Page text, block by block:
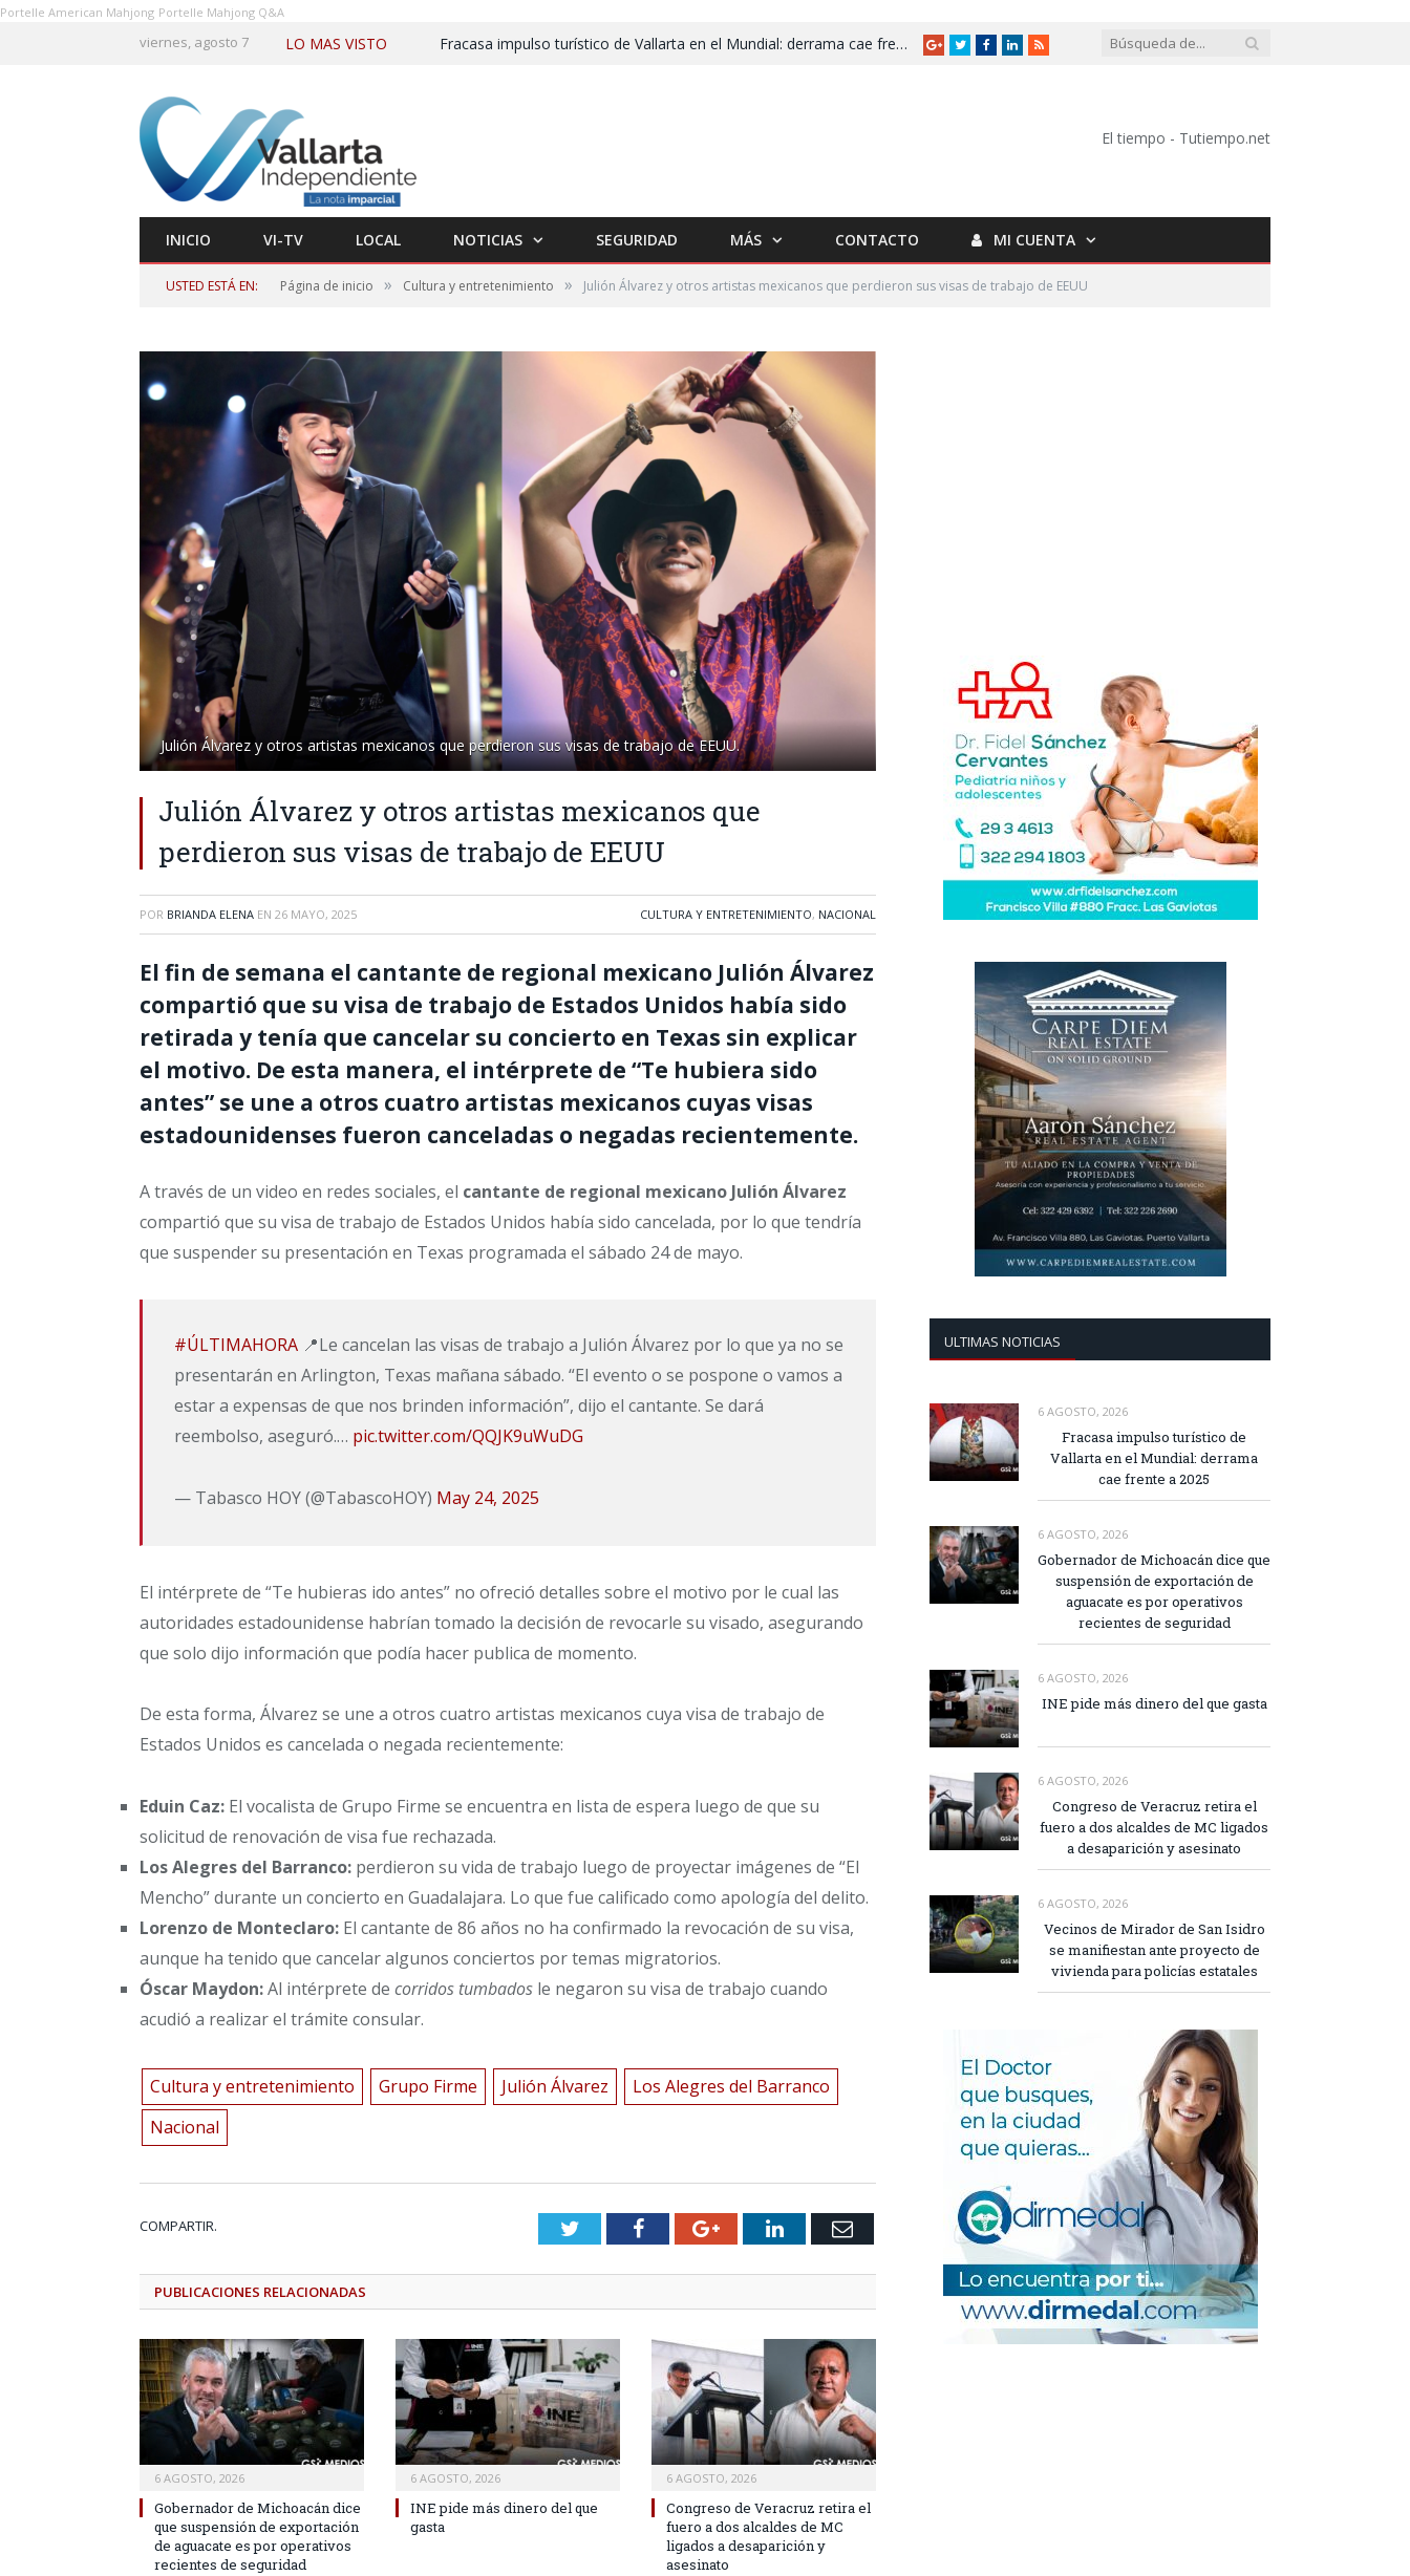
Portelle American Mahjong Portelle Mahjong Q&A
viernes, agosto 7 LO MAS VISTO Fracasa impulso turístico de Vallarta en el Mundial: derrama cae frente a 2025
GoogleTwitterFacebookLinkedIn
RSS
El tiempo - Tutiempo.net
INICIO VI-TV LOCAL NOTICIAS SEGURIDAD MÁS CONTACTO MI CUENTA
USTED ESTÁ EN: Página de inicio » Cultura y entretenimiento » Julión Álvarez y otros artistas mexicanos que perdieron sus visas de trabajo de EEUU
Julión Álvarez y otros artistas mexicanos que perdieron sus visas de trabajo de EEUU.
Julión Álvarez y otros artistas mexicanos que
perdieron sus visas de trabajo de EEUU
POR BRIANDA ELENA EN 26 MAYO, 2025 CULTURA Y ENTRETENIMIENTO, NACIONAL
El fin de semana el cantante de regional mexicano Julión Álvarez
compartió que su visa de trabajo de Estados Unidos había sido
retirada y tenía que cancelar su concierto en Texas sin explicar
el motivo. De esta manera, el intérprete de “Te hubiera sido
antes” se une a otros cuatro artistas mexicanos cuyas visas
estadounidenses fueron canceladas o negadas recientemente.
A través de un video en redes sociales, el cantante de regional mexicano Julión Álvarez
compartió que su visa de trabajo de Estados Unidos había sido cancelada, por lo que tendría
que suspender su presentación en Texas programada el sábado 24 de mayo.
#ÚLTIMAHORA📍Le cancelan las visas de trabajo a Julión Álvarez por lo que ya no se
presentarán en Arlington, Texas mañana sábado. “El evento o se pospone o vamos a
estar a expensas de que nos brinden información”, dijo el cantante. Se dará
reembolso, aseguró.… pic.twitter.com/QQJK9uWuDG
— Tabasco HOY (@TabascoHOY) May 24, 2025
El intérprete de “Te hubieras ido antes” no ofreció detalles sobre el motivo por le cual las
autoridades estadounidense habrían tomado la decisión de revocarle su visado, asegurando
que solo dijo información que podía hacer publica de momento.
De esta forma, Álvarez se une a otros cuatro artistas mexicanos cuya visa de trabajo de
Estados Unidos es cancelada o negada recientemente:
Eduin Caz: El vocalista de Grupo Firme se encuentra en lista de espera luego de que su
solicitud de renovación de visa fue rechazada.
Los Alegres del Barranco: perdieron su vida de trabajo luego de proyectar imágenes de “El
Mencho” durante un concierto en Guadalajara. Lo que fue calificado como apología del delito.
Lorenzo de Monteclaro: El cantante de 86 años no ha confirmado la revocación de su visa,
aunque ha tenido que cancelar algunos conciertos por temas migratorios.
Óscar Maydon:Al intérprete de corridos tumbados le negaron su visa de trabajo cuando
acudió a realizar el trámite consular.
Cultura y entretenimiento Grupo Firme Julión Álvarez
Los Alegres del Barranco
Nacional
COMPARTIR. TwitterFacebookGoogle+LinkedInEmail
PUBLICACIONES RELACIONADAS
6 AGOSTO, 2026
Gobernador de Michoacán dice
que suspensión de exportación
de aguacate es por operativos
recientes de seguridad
6 AGOSTO, 2026
INE pide más dinero del que
gasta
6 AGOSTO, 2026
Congreso de Veracruz retira el
fuero a dos alcaldes de MC
ligados a desaparición y
asesinato
ULTIMAS NOTICIAS
6 AGOSTO, 2026
Fracasa impulso turístico de
Vallarta en el Mundial: derrama
cae frente a 2025
6 AGOSTO, 2026
Gobernador de Michoacán dice que
suspensión de exportación de
aguacate es por operativos
recientes de seguridad
6 AGOSTO, 2026
INE pide más dinero del que gasta
6 AGOSTO, 2026
Congreso de Veracruz retira el
fuero a dos alcaldes de MC ligados
a desaparición y asesinato
6 AGOSTO, 2026
Vecinos de Mirador de San Isidro
se manifiestan ante proyecto de
vivienda para policías estatales